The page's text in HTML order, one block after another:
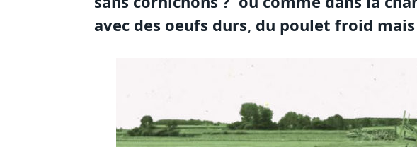
avec des oeufs durs, du poulet froid